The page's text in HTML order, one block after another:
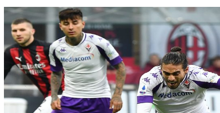
Universidad de Chile
Sustentabilidad